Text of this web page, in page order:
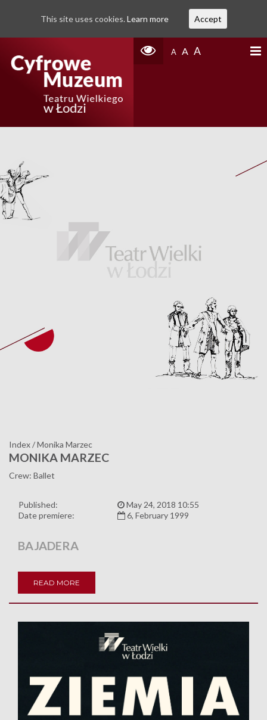
A A A
Index/Monika Marzec
MONIKA MARZEC
Crew: Ballet
Published:
May 24, 2018 10:55
Date premiere:
6, February 1999
BAJADERA
READ MORE
This site uses cookies. Learn more Accept